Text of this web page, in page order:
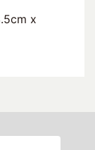
x